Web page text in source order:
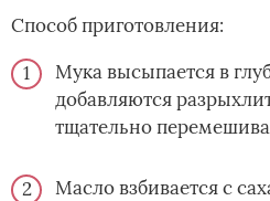
Способ приготовления:
Мука высыпается в
добавляются
тщательно
Масло взбивается с